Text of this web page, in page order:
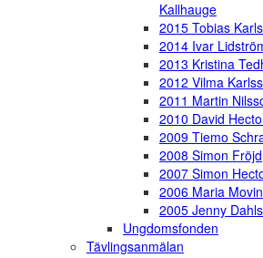
Kallhauge
2015 Tobias
2014 Ivar
2013 Kristina
2012 Vilma
2011 Martin
2010 David
2009 Tiemo
2008 Simon Fröjd
2007 Simon
2006 Maria Movin
2005 Jenny
Ungdomsfonden
Tävlingsanmälan